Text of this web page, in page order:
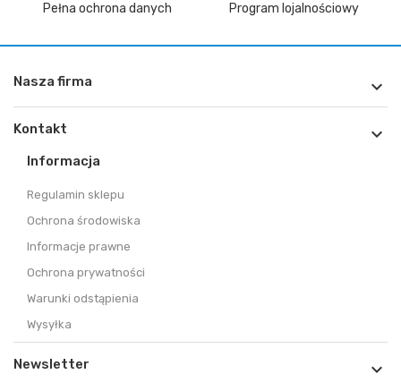
Pełna ochrona danych Program lojalnościowy
Nasza firma 
Kontakt 
Informacja
Regulamin sklepu
Ochrona środowiska
Informacje prawne
Ochrona prywatności
Warunki odstąpienia
Wysyłka
Newsletter 